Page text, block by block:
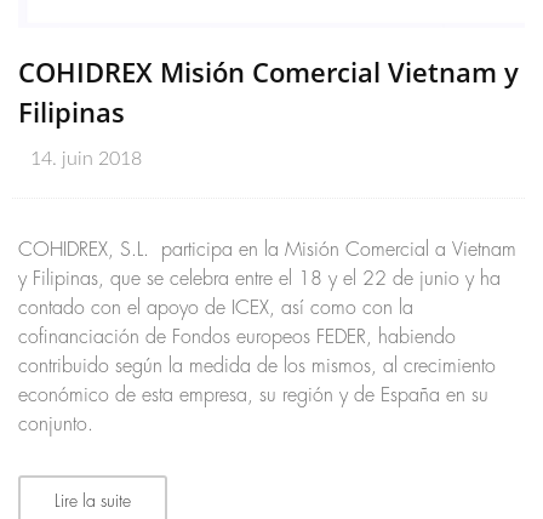
COHIDREX Misión Comercial Vietnam y
Filipinas
14. juin 2018
COHIDREX, S.L. participa en la Misión Comercial a Vietnam
y Filipinas, que se celebra entre el 18 y el 22 de junio y ha
contado con el apoyo de ICEX, así como con la
cofinanciación de Fondos europeos FEDER, habiendo
contribuido según la medida de los mismos, al crecimiento
económico de esta empresa, su región y de España en su
conjunto.
Lire la suite